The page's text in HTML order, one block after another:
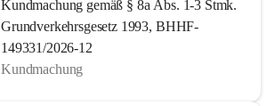
Kundmachung gemäß § 8a Abs. 1-3 Stmk.
Grundverkehrsgesetz 1993, BHHF-
149331/2026-12
Kundmachung